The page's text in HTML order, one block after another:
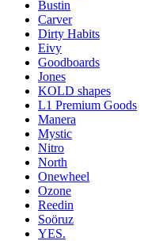
Bustin
Carver
Dirty Habits
Eivy
Goodboards
Jones
KOLD shapes
L1 Premium Goods
Manera
Mystic
Nitro
North
Onewheel
Ozone
Reedin
Soöruz
YES.